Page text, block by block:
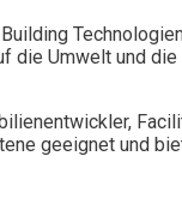
die Umwelt und
geeignet und